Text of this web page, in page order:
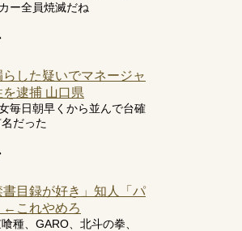
ー全員焼滅だね
した疑いでマネージャ
逮捕 山口県
毎日朝早くから並んで台確
だった
目録が好き」知人「パ
←これやめろ
種、GARO、北斗の拳、